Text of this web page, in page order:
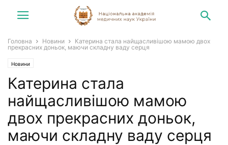
Головна Новини
Катерина стала найщасливішою мамою двох
прекрасних доньок, маючи складну ваду серця
Новини
Катерина стала
найщасливішою мамою
двох прекрасних доньок,
маючи складну ваду серця